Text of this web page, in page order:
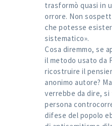
trasformò quasi in
orrore. Non
che potesse
sistematico».
Cosa diremmo, se
il metodo usato da
ricostruire il
anonimo autore?
verrebbe da dire,
persona
difese del popolo